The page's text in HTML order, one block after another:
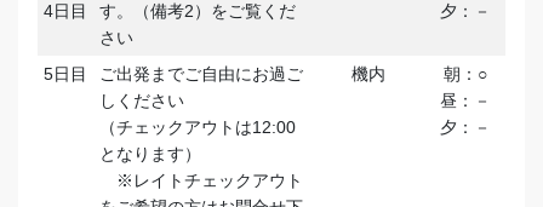
4日目
す。（備考2）をご覧くだ
さい
夕：－
5日目
ご出発までご自由にお過ご
しください
（チェックアウトは12:00
となります）
※レイトチェックアウト
機内
朝：○
昼：－
夕：－